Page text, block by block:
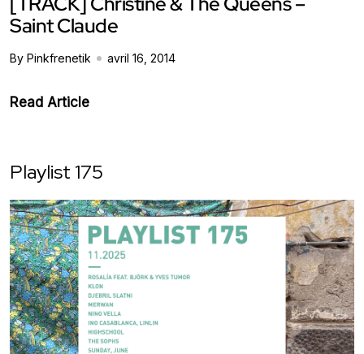
Saint Claude
By Pinkfrenetik avril 16, 2014
Read Article
Playlist 175